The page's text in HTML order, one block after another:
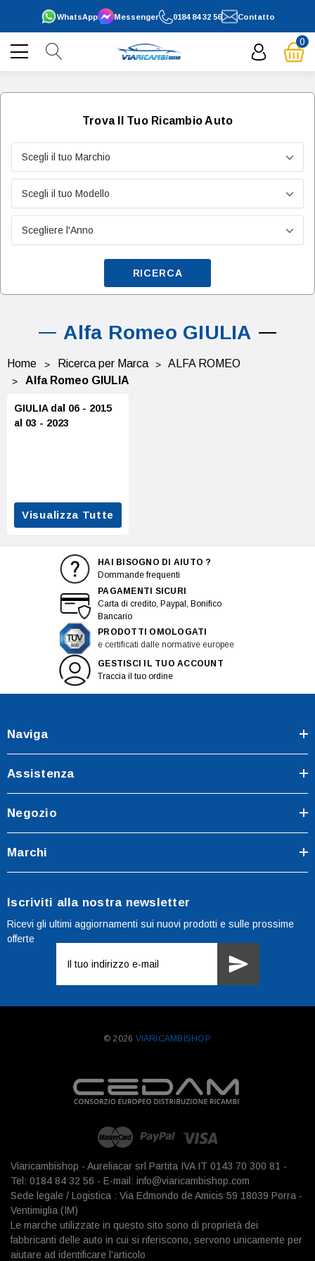
0184 84 32 56
WhatsApp Contatto
Messenger
0
Trova Il Tuo Ricambio Auto
RICERCA
Alfa Romeo GIULIA
Home Ricerca per Marca
ALFA ROMEO
Alfa Romeo GIULIA
GIULIA dal 06 - 2015
al 03 - 2023
Visualizza Tutte
HAI BISOGNO DI AIUTO ?
Dommande frequenti
PAGAMENTI SICURI
Carta di credito, Paypal, Bonifico
Bancario
PRODOTTI OMOLOGATI
e certificati dalle normative europee
GESTISCI IL TUO ACCOUNT
Traccia il tuo ordine
Naviga
Assistenza
Negozio
Marchi
Iscriviti alla nostra newsletter
Ricevi gli ultimi aggiornamenti sui nuovi prodotti e sulle prossime
offerte
mail
© 2026 VIARICAMBISHOP.
Viaricambishop - Aureliacar srl Partita IVA IT 0143 70 300 81 -
Tel: 0184 84 32 56 - E-mail: info@viaricambishop.com
Sede legale / Logistica : Via Edmondo de Amicis 59 18039 Porra -
Ventimiglia (IM)
Le marche utilizzate in questo sito sono di proprietà dei
fabbricanti delle auto in cui si riferiscono, servono unicamente per
aiutare ad identificare l'articolo